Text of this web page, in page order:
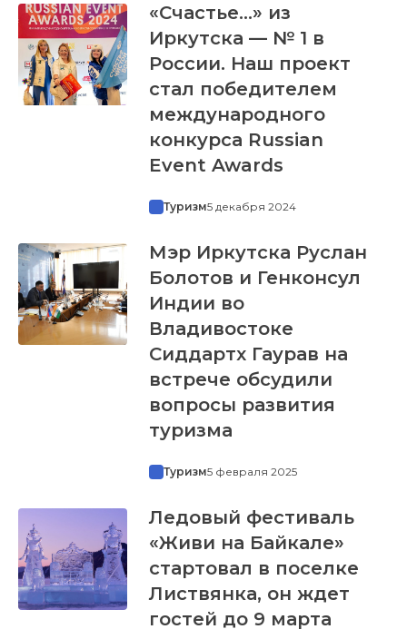
«Счастье…» из
Иркутска — № 1 в
России. Наш проект
стал победителем
международного
конкурса Russian
Event Awards
Туризм5 декабря 2024
Мэр Иркутска Руслан
Болотов и Генконсул
Индии во
Владивостоке
Сиддартх Гаурав на
встрече обсудили
вопросы развития
туризма
Туризм5 февраля 2025
Ледовый фестиваль
«Живи на Байкале»
стартовал в поселке
Листвянка, он ждет
гостей до 9 марта